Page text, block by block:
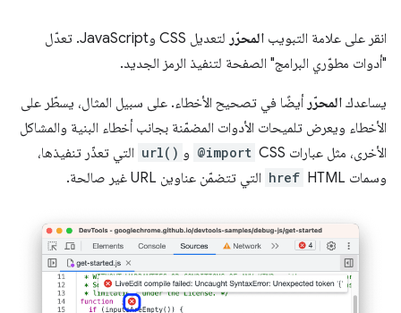
انقر على علامة التبويب المحرّر
لتعديل CSS وJavaScript. تعدّل
"أدوات مطوّري البرامج" الصفحة لتنفيذ الرمز الجديد.
يساعدك المحرّر أيضًا في تصحيح الأخطاء. على سبيل المثال، يسطّر على
الأخطاء ويعرض تلميحات الأدوات المضمّنة بجانب أخطاء البنية والمشاكل
الأخرى، مثل عبارات CSS
@import و url() التي تعذّر تنفيذها،
وسمات HTML
href التي تتضمّن عناوين URL غير صالحة.